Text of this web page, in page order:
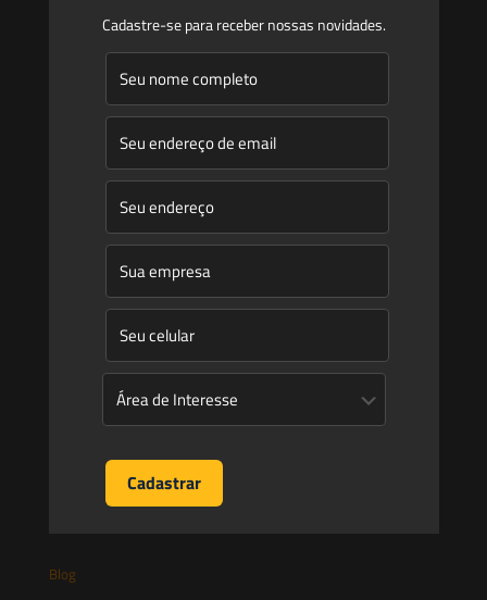
Início
Atuação
Equipe
Newsletter
Publicações
Artigos
Novidades Legislativas
Informativos
Contato
Blog
Cadastre-se para receber nossas novidades.